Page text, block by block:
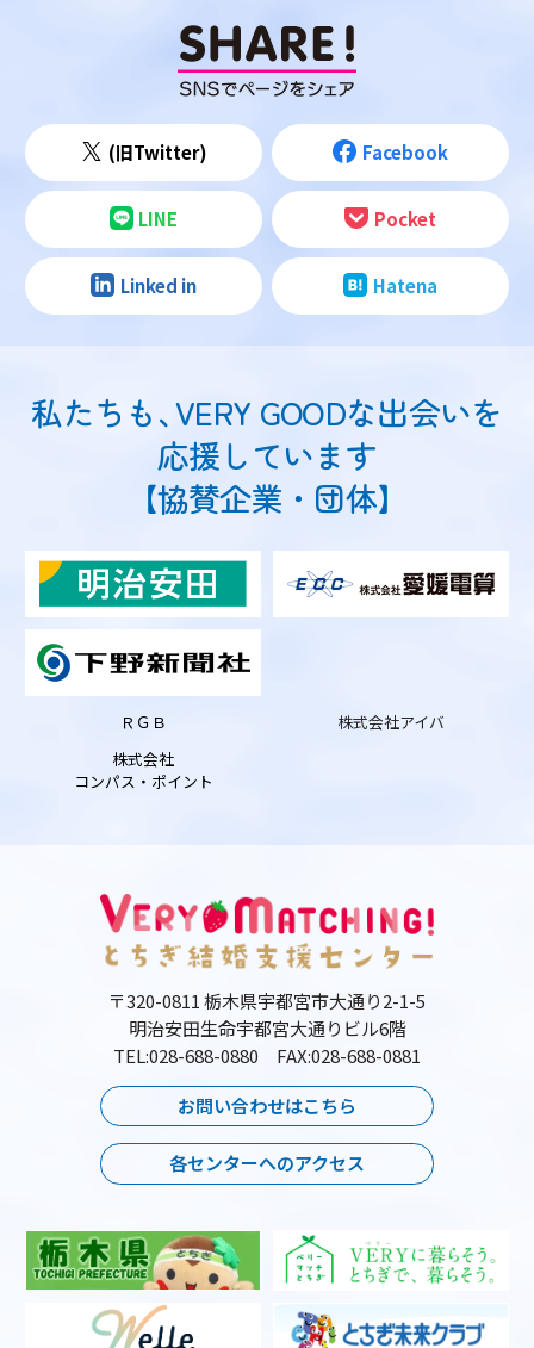
(旧Twitter) Facebook
LINE Pocket
Linked in Hatena
私たちも、VERY GOODな出会いを
応援しています
【協賛企業・団体】
ＲＧＢ
株式会社アイバ
株式会社
コンパス・ポイント
〒320-0811 栃木県宇都宮市大通り2-1-5
明治安田生命宇都宮大通りビル6階
TEL:028-688-0880 FAX:028-688-0881
お問い合わせはこちら
各センターへのアクセス